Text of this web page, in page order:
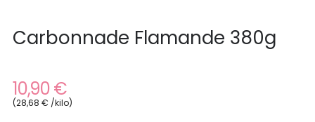
Carbonnade Flamande 380g
10,90 €
(28,68 € /kilo)